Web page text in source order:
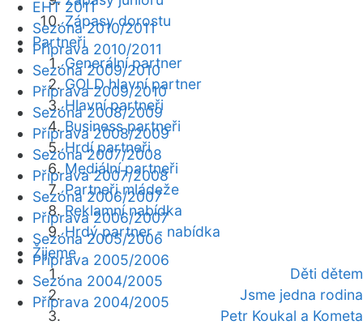
Zápasy dorostu
Partneři
Generální partner
GOLD hlavní partner
Hlavní partneři
Business partneři
Hrdí partneři
Mediální partneři
Partneři mládeže
Reklamní nabídka
Hrdý partner - nabídka
Žijeme
Děti dětem
Jsme jedna rodina
Petr Koukal a Kometa
EHT 2011
Sezóna 2010/2011
Příprava 2010/2011
Sezóna 2009/2010
Příprava 2009/2010
Sezóna 2008/2009
Příprava 2008/2009
Sezóna 2007/2008
Příprava 2007/2008
Sezóna 2006/2007
Příprava 2006/2007
Sezóna 2005/2006
Příprava 2005/2006
Sezóna 2004/2005
Příprava 2004/2005